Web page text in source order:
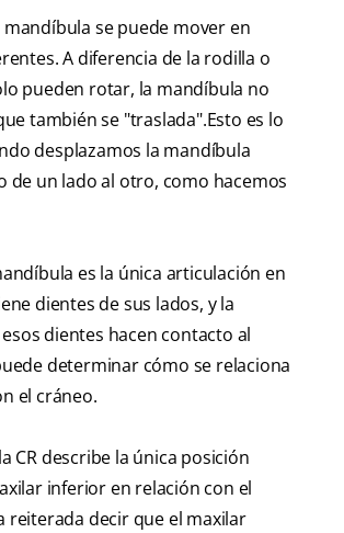
se puede mover en
A diferencia de la rodilla o
pueden rotar, la mandíbula no
también se "traslada".Esto es lo
desplazamos la mandíbula
de un lado al otro, como hacemos
es la única articulación en
dientes de sus lados, y la
dientes hacen contacto al
determinar cómo se relaciona
el cráneo.
CR describe la única posición
inferior en relación con el
reiterada decir que el maxilar